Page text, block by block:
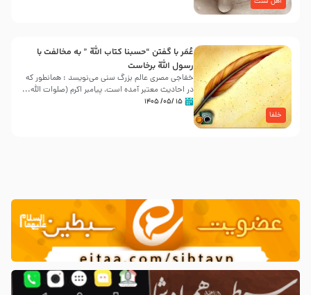
خلفا
عُمَر با گفتن “حسبنا كتاب اللّه ” به مخالفت با
رسول اللّه برخاست
خفاجی مصری عالم بزرگ سنی می‌نویسد : همانطور که
در احادیث معتبر آمده است، پیامبر اکرم (صلوات اللّه...
۱۵ /۰۵/ ۱۴۰۵